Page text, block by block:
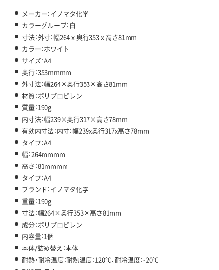
メーカー：イノマタ化学
カラーグループ：白
寸法：外寸：幅264ｘ奥行353ｘ高さ81mm
カラー：ホワイト
サイズ：A4
奥行：353mmmm
外寸法：幅264×奥行353×高さ81mm
材質：ポリプロピレン
質量：190g
内寸法：幅239×奥行317×高さ78mm
有効内寸法：内寸：幅239x奥行317x高さ78mm
タイプ：A4
幅：264mmmm
高さ：81mmmm
タイプ：A4
ブランド：イノマタ化学
重量：190g
寸法：幅264×奥行353×高さ81mm
成分：ポリプロピレン
内容量：1個
本体/詰め替え：本体
耐熱・耐冷温度：耐熱温度：120℃、耐冷温度：-20℃